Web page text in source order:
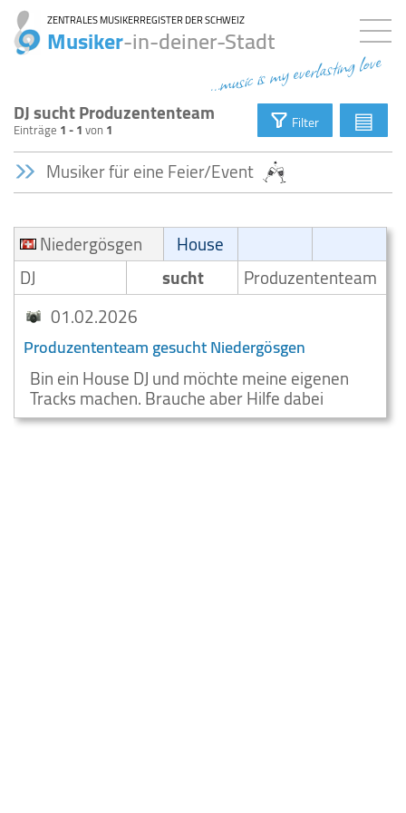
ZENTRALES MUSIKERREGISTER DER SCHWEIZ
Musiker-in-deiner-Stadt
...music is my everlasting love
DJ sucht Produzententeam
Einträge 1 - 1von 1 Filter ▤
Musiker für eine Feier/Event
Niedergösgen
House
DJ
sucht
Produzententeam
01.02.2026
Produzententeam gesucht Niedergösgen
Bin ein House DJ und möchte meine eigenen
Tracks machen. Brauche aber Hilfe dabei